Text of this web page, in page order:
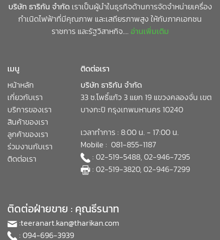
บริษัท ธาริกัน จำกัดเราเป็นผู้นำในธุรกิจด้านการจัดจำหน่ายเครื่อง
กำเนิดไฟฟ้าที่มีคุณภาพ และเสถียรภาพสูง ให้กับภาคเอกชน
ราชการ และรัฐวิสาหกิจ.... อ่านเพิ่มเติม
เมนู
หน้าหลัก
เกี่ยวกับเรา
บริการของเรา
สินค้าของเรา
ลูกค้าของเรา
ร่วมงานกับเรา
ติดต่อเรา
ติดต่อเรา
บริษัท ธาริกัน จำกัด
33 ซ.โพธิ์แก้ว 3 แยก 19 แขวงคลองจั่น เขต
บางกะปิ กรุงเทพมหานคร 10240
เวลาทำการ : 8:00 น. - 17:00 น.
Mobile : 081-855-1187
: 02-519-5488, 02-946-7295
: 02-519-3820, 02-946-7299
ติดต่อฝ่ายขาย : คุณธีรนาท
:teeranart.kan@tharikan.com
: 094-696-3939